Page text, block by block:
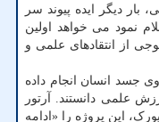
بار دیگر ایده پیوند سر
بیان نمود. وی در سال ۲۰۱۳ اعلام نمود می خواهد اولین
از انتقادهای علمی و
عمل را روی جسد انسان انجام داده
علمی دانستند. آرتور
این پروژه را «ادامه